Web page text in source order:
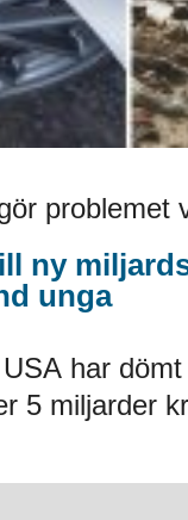
problemet
ny
unga
har
5 miljarder